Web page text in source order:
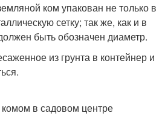
ком упакован не только в
сетку; так же, как и в
быть обозначен диаметр.
из грунта в контейнер и
в садовом центре